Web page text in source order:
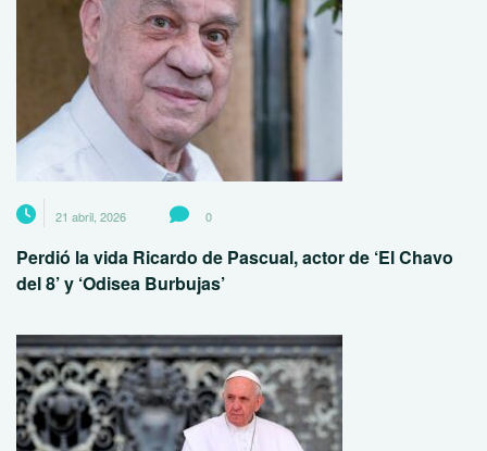
21 abril, 2026 0
Perdió la vida Ricardo de Pascual, actor de ‘El Chavo
del 8’ y ‘Odisea Burbujas’